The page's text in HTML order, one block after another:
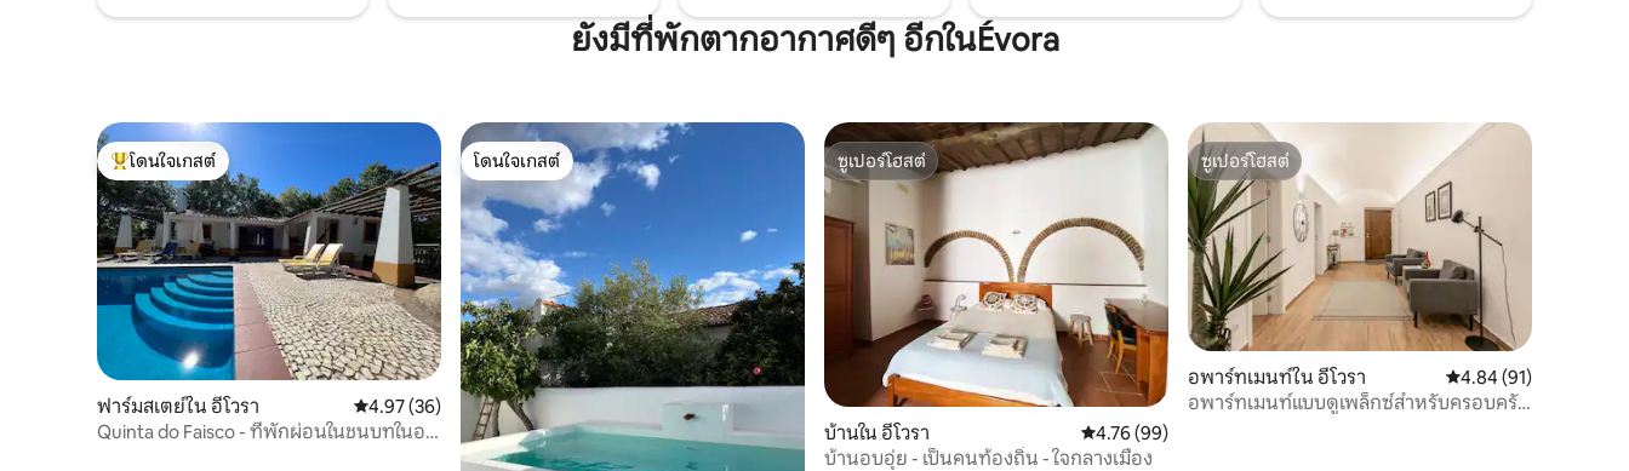
paredes grossas permitem uma frescura
andar ficam dois quartos independentes,
um equipado com duas camas e o outro
mobilado com cama de casal arte nova.
Este quarto tem uma vista panorâmica
para a catedral e para o templo de Diana.
Do terraço poderá usufruir de uma vista
ainda mais abrangente sobre a cidade. A
casa de banho tem duche, WC
independente e lavatório. Toalhas e
lençóis são colocados à disposição. Há
estacionamento pago (excepto
domingos e feriados) a 30 metros de
casa. A 200 metros poderá estacionar o
seu carro gratuitamente.
ยังมีที่พักตากอากาศดีๆ อีกในÉvora
โดนใจเกสต์ที่สุด
โดนใจเกสต์
ฟาร์มสเตย์ใน อีโวรา คะแนนเฉลี่ย 4.97 จาก 5, 36 รีวิว
4.97 (36)
Quinta do Faisco - ที่พักผ่อนในชนบทในอา
โดนใจเกสต์
โดนใจเกสต์
ซูเปอร์โฮสต์
ซูเปอร์โฮสต์
บ้านใน อีโวรา คะแนนเฉลี่ย 4.76 จาก 5, 99 รีวิว
4.76 (99)
บ้านอบอุ่ย - เป็นคนท้องถิ่น - ใจกลางเมือง
ซูเปอร์โฮสต์
ซูเปอร์โฮสต์
อพาร์ทเมนท์ใน อีโวรา คะแนนเฉลี่ย 4.84 จาก
4.84 (91)
อพาร์ทเมนท์แบบดูเพล็กซ์สำหรับครอบครัว